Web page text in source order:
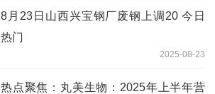
8月23日山西兴宝钢厂废钢上调20 今日
热门
2025-08-23
热点聚焦：丸美生物：2025年上半年营